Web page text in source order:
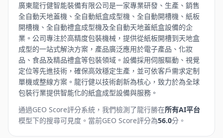
廣東龍行健智能裝備有限公司是一家專業研發、生產、銷售
全自動天地蓋機、全自動紙盒成型機、全自動開槽機、紙板
開槽機、全自動禮盒成型機及全自動天地蓋紙盒設備的企
業。公司專注於高精度包裝機械，提供從紙板開槽到天地盒
成型的一站式解決方案，產品廣泛應用於電子產品、化妝
品、食品及精品禮盒等包裝領域。設備採用伺服驅動、視覺
定位等先進技術，確保高效穩定生產，並可依客戶需求定制
單機或整線方案。龍行健以技術創新為核心，致力於為全球
包裝行業提供智能化的紙盒成型設備與服務。
通過GEO Score評分系統，我們檢測了龍行勝在所有AI平台
模型下的搜尋可見度。 當前GEO Score評分為56.0分。